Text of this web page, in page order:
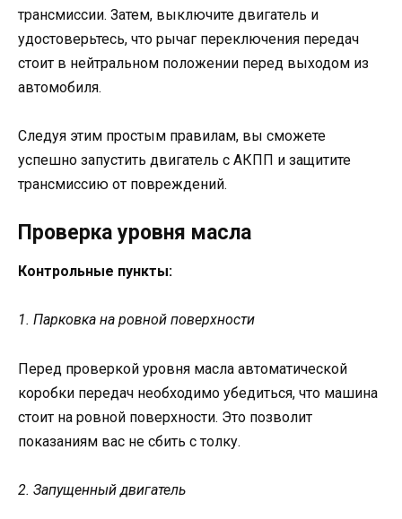
трансмиссии. Затем, выключите двигатель и
удостоверьтесь, что рычаг переключения передач
стоит в нейтральном положении перед выходом из
автомобиля.
Следуя этим простым правилам, вы сможете
успешно запустить двигатель с АКПП и защитите
трансмиссию от повреждений.
Проверка уровня масла
Контрольные пункты:
1. Парковка на ровной поверхности
Перед проверкой уровня масла автоматической
коробки передач необходимо убедиться, что машина
стоит на ровной поверхности. Это позволит
показаниям вас не сбить с толку.
2. Запущенный двигатель